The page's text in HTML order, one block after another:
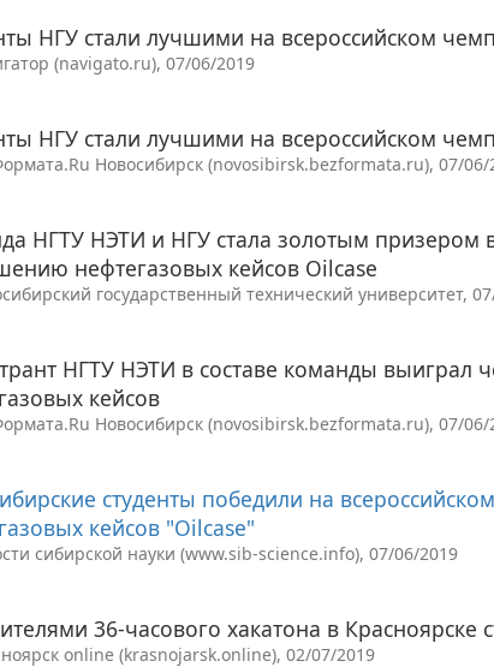
НГУ стали лучшими на всероссийском
(navigato.ru), 07/06/2019
НГУ стали лучшими на всероссийском
Новосибирск (novosibirsk.bezformata.ru), 07/06/
НГТУ НЭТИ и НГУ стала золотым призером
нефтегазовых кейсов Oilcase
государственный технический университет,
НГТУ НЭТИ в составе команды
кейсов
Новосибирск (novosibirsk.bezformata.ru), 07/06/
студенты победили на
кейсов "Oilcase"
сибирской науки (www.sib-science.info), 07/06/2019
36-часового хакатона в Красноярске
online (krasnojarsk.online), 02/07/2019